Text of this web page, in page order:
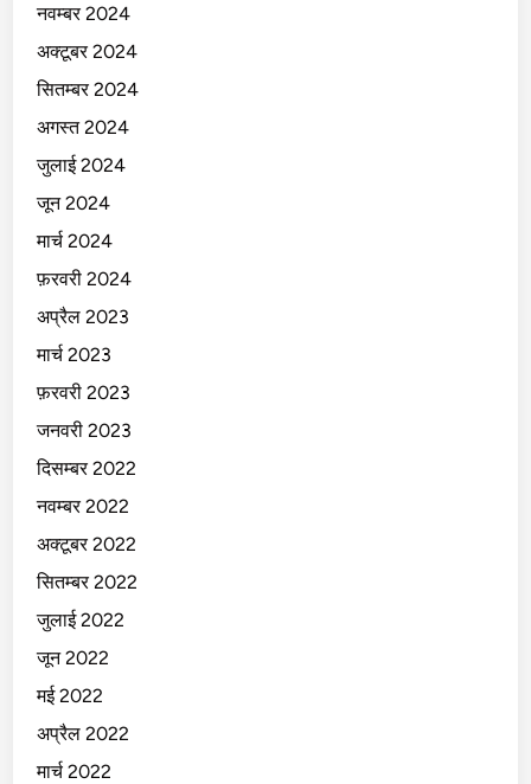
नवम्बर 2024
अक्टूबर 2024
सितम्बर 2024
अगस्त 2024
जुलाई 2024
जून 2024
मार्च 2024
फ़रवरी 2024
अप्रैल 2023
मार्च 2023
फ़रवरी 2023
जनवरी 2023
दिसम्बर 2022
नवम्बर 2022
अक्टूबर 2022
सितम्बर 2022
जुलाई 2022
जून 2022
मई 2022
अप्रैल 2022
मार्च 2022